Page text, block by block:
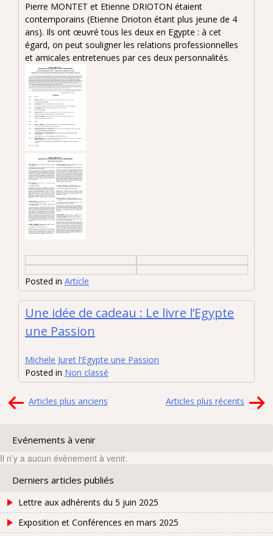
Pierre MONTET et Etienne DRIOTON étaient
contemporains (Etienne Drioton étant plus jeune de 4
ans). Ils ont œuvré tous les deux en Egypte : à cet
égard, on peut souligner les relations professionnelles
et amicales entretenues par ces deux personnalités.
Posted in Article
Une idée de cadeau : Le livre l’Egypte
une Passion
Michele Juret l’Egypte une Passion
Posted in Non classé
Navigation
articles
Articles plus anciens Articles plus récents
Evénements à venir
Il n’y a aucun évènement à venir.
Derniers articles publiés
Lettre aux adhérents du 5 juin 2025
Exposition et Conférences en mars 2025